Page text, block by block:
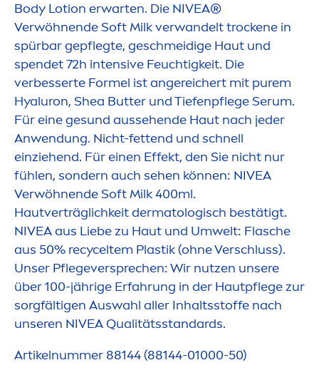
Body Lotion erwarten. Die NIVEA®
Verwöhnende Soft Milk verwandelt trockene in
spürbar gepflegte, geschmeidige Haut und
spendet 72h intensive Feuchtigkeit. Die
verbesserte Formel ist angereichert mit purem
Hyaluron, Shea Butter und Tiefenpflege Serum.
Für eine gesund aussehende Haut nach jeder
Anwendung. Nicht-fettend und schnell
einziehend. Für einen Effekt, den Sie nicht nur
fühlen, sondern auch sehen können: NIVEA
Verwöhnende Soft Milk 400ml.
Hautverträglichkeit dermatologisch bestätigt.
NIVEAaus Liebe zu Haut und Umwelt: Flasche
aus 50% recyceltem Plastik (ohne Verschluss).
Unser Pflegeversprechen: Wir nutzen unsere
über 100-jährige Erfahrung in der Hautpflege zur
sorgfältigen Auswahl aller Inhaltsstoffe nach
unseren NIVEAQualitätsstandards.
Artikelnummer 88144 (88144-01000-50)